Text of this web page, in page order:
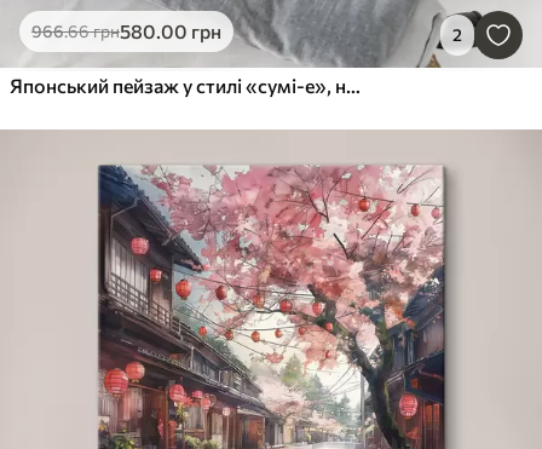
966.66грн580.00 грн 2
Японський пейзаж у стилі «сумі-е», на якому зображено струнку сосну, міст і пагоду на тлі спокійних вод; самурай, коло «енсо», акварельний пейзаж